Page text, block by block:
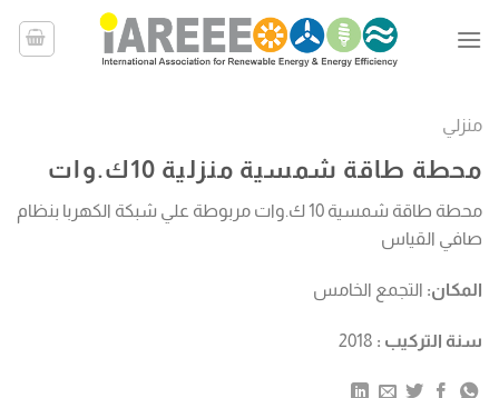
للمحتوى
منزلي
محطة طاقة شمسية منزلية 10ك.وات
محطة طاقة شمسية 10 ك.وات مربوطة علي شبكة الكهربا بنظام
صافي القياس
المكان: التجمع الخامس
سنة التركيب :